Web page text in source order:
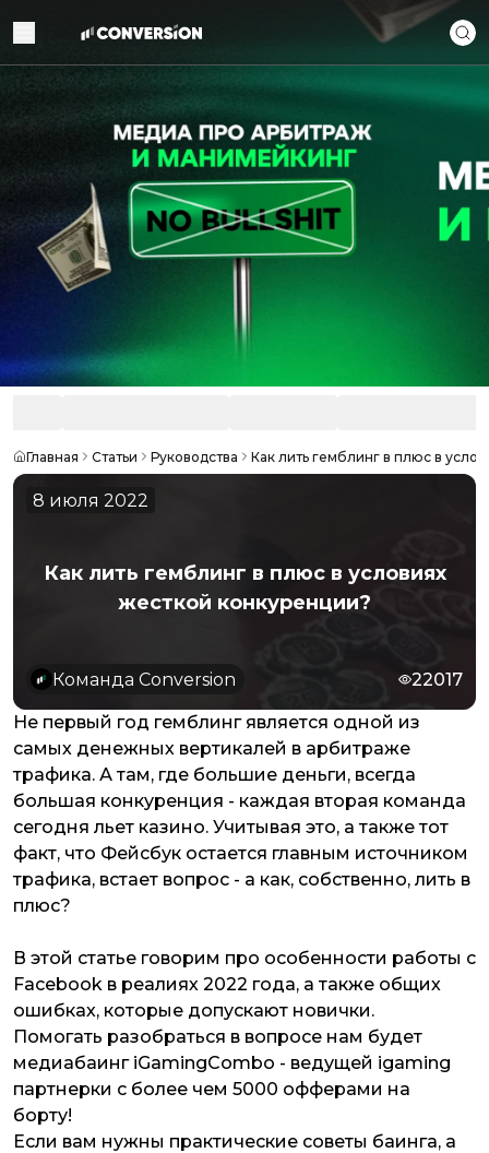
Главная Статьи Руководства Как лить гемблинг в плюс в
8 июля 2022
Как лить гемблинг в плюс в условиях
жесткой конкуренции?
Команда Conversion 22017
Не первый год гемблинг является одной из
самых денежных вертикалей в арбитраже
трафика. А там, где большие деньги, всегда
большая конкуренция - каждая вторая команда
сегодня льет казино. Учитывая это, а также тот
факт, что Фейсбук остается главным источником
трафика, встает вопрос - а как, собственно, лить в
плюс?
В этой статье говорим про особенности работы с
Facebook в реалиях 2022 года, а также общих
ошибках, которые допускают новички.
Помогать разобраться в вопросе нам будет
медиабаинг iGamingCombo - ведущей igaming
партнерки с более чем 5000 офферами на
борту!
Если вам нужны практические советы баинга, а